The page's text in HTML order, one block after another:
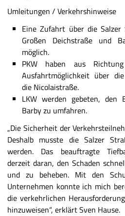
Umleitungen / Verkehrshinweise
Eine Zufahrt über die Salzer
Großen Deichstraße und
möglich.
PKW haben aus
Ausfahrtmöglichkeit über
die Nicolaistraße.
LKW werden gebeten, den
Barby zu umfahren.
„Die Sicherheit der
Deshalb musste die Salzer
werden. Das beauftragte
derzeit daran, den Schaden
und zu beheben. Mit den
Unternehmen konnte ich mich
die verkehrlichen
hinzuweisen“, erklärt Sven Hause.